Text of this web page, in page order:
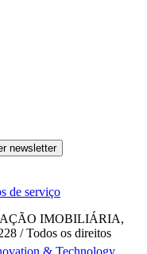
newsletter
de serviço
IMOBILIÁRIA,
/ Todos os direitos
& Technology